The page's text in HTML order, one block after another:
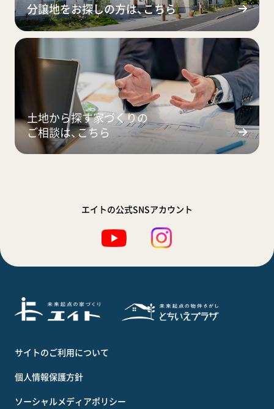
分譲地をお探しの方は、こちら
土地から探す家づくりの
ご相談は、こちら
エイトの公式SNSアカウント
サイトのご利用について
個人情報保護方針
ソーシャルメディアポリシー